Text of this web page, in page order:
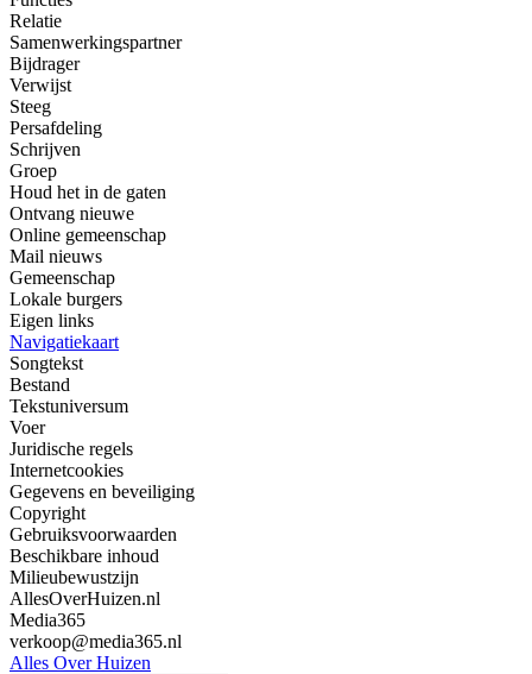
Relatie
Samenwerkingspartner
Bijdrager
Verwijst
Steeg
Persafdeling
Schrijven
Groep
Houd het in de gaten
Ontvang nieuwe
Online gemeenschap
Mail nieuws
Gemeenschap
Lokale burgers
Eigen links
Navigatiekaart
Songtekst
Bestand
Tekstuniversum
Voer
Juridische regels
Internetcookies
Gegevens en beveiliging
Copyright
Gebruiksvoorwaarden
Beschikbare inhoud
Milieubewustzijn
AllesOverHuizen.nl
Media365
verkoop@media365.nl
Alles Over Huizen